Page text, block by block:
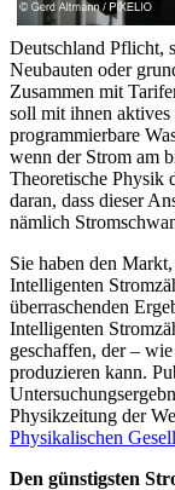
Deutschland Pflicht,
Neubauten oder
Zusammen mit
soll mit ihnen
programmierbare
wenn der Strom am
Theoretische Physik
daran, dass dieser
nämlich
Sie haben den
Intelligenten
überraschenden
Intelligenten
geschaffen, der –
produzieren kann.
Physikzeitung der
Physikalischen
Den günstigsten